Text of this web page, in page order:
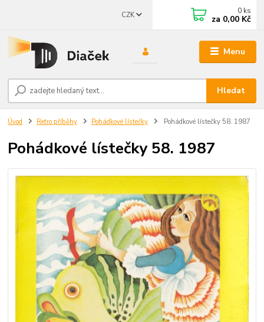
Menu
CZK
Hledat
0 ks
za 0,00 Kč
Úvod Retro příběhy Pohádkové lístečky Pohádkové lístečky 58. 1987
Pohádkové lístečky 58. 1987